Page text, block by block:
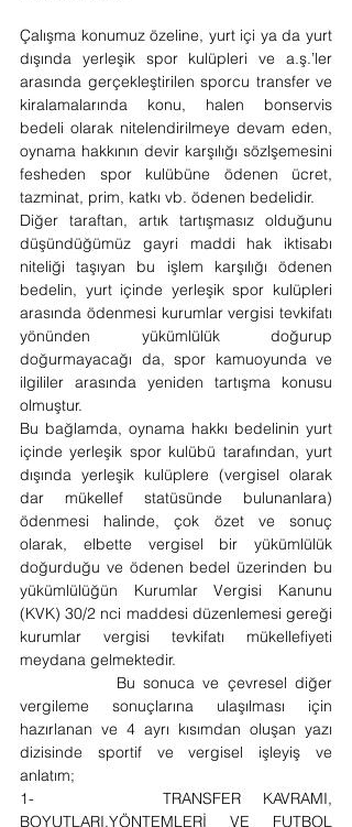
Çalışma konumuz özeline, yurt içi ya da yurt
dışında yerleşik spor kulüpleri ve a.ş.’ler
arasında gerçekleştirilen sporcu transfer ve
kiralamalarında konu, halen bonservis
bedeli olarak nitelendirilmeye devam eden,
oynama hakkının devir karşılığı sözlşemesini
fesheden spor kulübüne ödenen ücret,
tazminat, prim, katkı vb. ödenen bedelidir.
Diğer taraftan, artık tartışmasız olduğunu
düşündüğümüz gayri maddi hak iktisabı
niteliği taşıyan bu işlem karşılığı ödenen
bedelin, yurt içinde yerleşik spor kulüpleri
arasında ödenmesi kurumlar vergisi tevkifatı
yönünden yükümlülük doğurup
doğurmayacağı da, spor kamuoyunda ve
ilgililer arasında yeniden tartışma konusu
olmuştur.
Bu bağlamda, oynama hakkı bedelinin yurt
içinde yerleşik spor kulübü tarafından, yurt
dışında yerleşik kulüplere (vergisel olarak
dar mükellef statüsünde bulunanlara)
ödenmesi halinde, çok özet ve sonuç
olarak, elbette vergisel bir yükümlülük
doğurduğu ve ödenen bedel üzerinden bu
yükümlülüğün Kurumlar Vergisi Kanunu
(KVK) 30/2 nci maddesi düzenlemesi gereği
kurumlar vergisi tevkifatı mükellefiyeti
meydana gelmektedir.
Bu sonuca ve çevresel diğer
vergileme sonuçlarına ulaşılması için
hazırlanan ve 4 ayrı kısımdan oluşan yazı
dizisinde sportif ve vergisel işleyiş ve
anlatım;
1-      TRANSFER KAVRAMI,
BOYUTLARI,YÖNTEMLERİ VE FUTBOL